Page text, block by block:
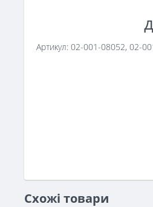
Артикул: 02-001-08052, 02-
Схожі товари